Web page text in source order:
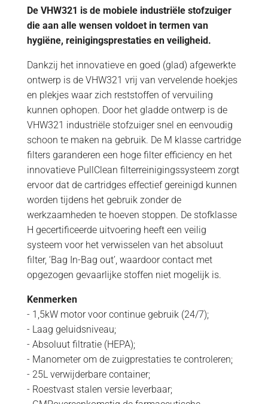
De VHW321 is de mobiele industriële stofzuiger
die aan alle wensen voldoet in termen van
hygiëne, reinigingsprestaties en veiligheid.
Dankzij het innovatieve en goed (glad) afgewerkte
ontwerp is de VHW321 vrij van vervelende hoekjes
en plekjes waar zich reststoffen of vervuiling
kunnen ophopen. Door het gladde ontwerp is de
VHW321 industriële stofzuiger snel en eenvoudig
schoon te maken na gebruik. De M klasse cartridge
filters garanderen een hoge filter efficiency en het
innovatieve PullClean filterreinigingssysteem zorgt
ervoor dat de cartridges effectief gereinigd kunnen
worden tijdens het gebruik zonder de
werkzaamheden te hoeven stoppen. De stofklasse
H gecertificeerde uitvoering heeft een veilig
systeem voor het verwisselen van het absoluut
filter, ‘Bag In-Bag out’, waardoor contact met
opgezogen gevaarlijke stoffen niet mogelijk is.
Kenmerken
- 1,5kW motor voor continue gebruik (24/7);
- Laag geluidsniveau;
- Absoluut filtratie (HEPA);
- Manometer om de zuigprestaties te controleren;
- 25L verwijderbare container;
- Roestvast stalen versie leverbaar;